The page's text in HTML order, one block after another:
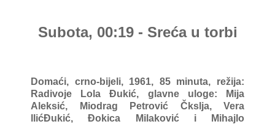
Subota, 00:19 - Sreća u torbi
Domaći, crno-bijeli, 1961, 85 minuta, režija:
Radivoje Lola Đukić, g lavne uloge: Mija
Aleksić, Miodrag Petrović Čkslja, Vera
llićĐukić, Đokica Milaković i Mihajlo